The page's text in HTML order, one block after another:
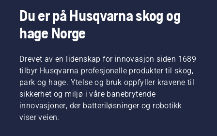
nye
oppgaver
for
sesongen.
Det er
enkelt å
montere
klippeaggregatet
tilbehøret
på
klipperen,
og det
tar bare
et par
Du er på Husqvarna skog og
hage Norge
Drevet av en lidenskap for innovasjon siden 1689
tilbyr Husqvarna profesjonelle produkter til skog,
park og hage. Ytelse og bruk oppfyller kravene til
sikkerhet og miljø i våre banebrytende
innovasjoner, der batteriløsninger og robotikk
viser veien.